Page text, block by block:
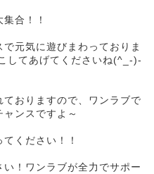
合！！
元気に遊びまわっておりま
してあげてくださいね(^_-)-
おりますので、ワンラブで
ンスですよ～
ください！！
！ワンラブが全力でサポー